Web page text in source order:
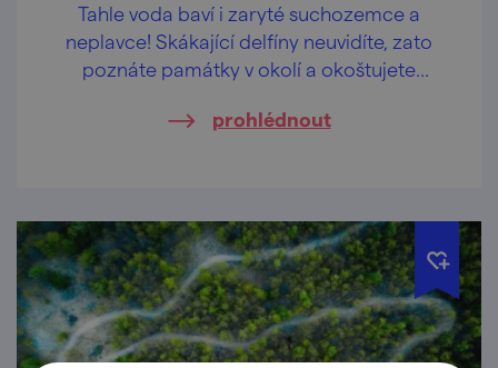
Tahle voda baví i zaryté suchozemce a
neplavce! Skákající delfíny neuvidíte, zato
poznáte památky v okolí a okoštujete
prohlédnout